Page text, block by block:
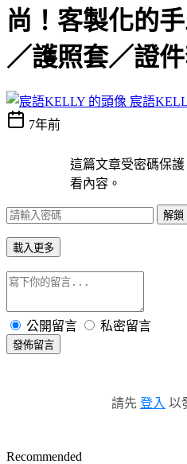
尚！客製化的
／護照套／證
宸語
7年前
這篇文章受密碼保
看內容。
解鎖
載入更多
公開留言 私密留言
發佈留言
請先 登入 以
Recommended